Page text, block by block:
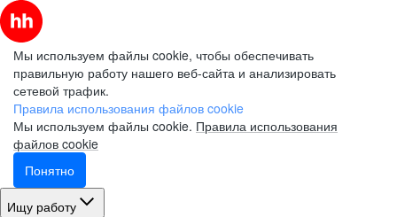
Мы используем файлы cookie, чтобы обеспечивать
правильную работу нашего веб-сайта и анализировать
сетевой трафик.
Правила использования файлов cookie
Мы используем файлы cookie. Правила использования
файлов cookie
Понятно
Ищу работу